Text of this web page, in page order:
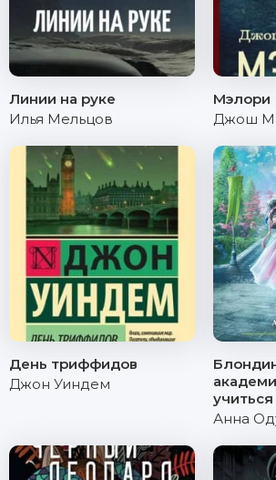
Линии на руке
Илья Мельцов
Мэлори
Джош
День триффидов
Джон Уиндем
учиться
Анна